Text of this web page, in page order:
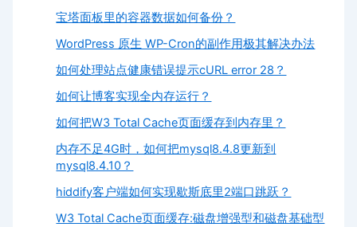
宝塔面板里的容器数据如何备份？
WordPress 原生 WP-Cron的副作用极其解决办法
如何处理站点健康错误提示cURL error 28？
如何让博客实现全内存运行？
如何把W3 Total Cache页面缓存到内存里？
内存不足4G时，如何把mysql8.4.8更新到
mysql8.4.10？
hiddify客户端如何实现歇斯底里2端口跳跃？
W3 Total Cache页面缓存:磁盘增强型和磁盘基础型